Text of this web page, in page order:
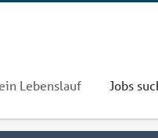
Lebenslauf Jobs